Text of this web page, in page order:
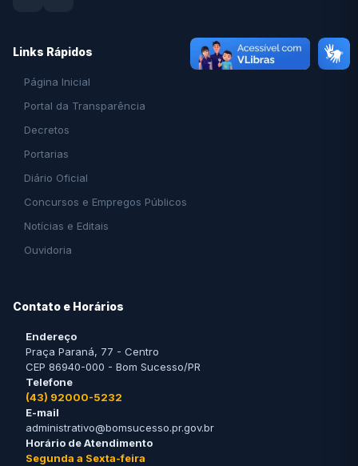
Links Rápidos
Página Inicial
Portal da Transparência
Decretos
Portarias
Diário Oficial
Concursos e Empregos Públicos
Notícias e Editais
Ouvidoria
Contato e Horários
Endereço
Praça Paraná, 77 - Centro
CEP 86940-000 - Bom Sucesso/PR
Telefone
(43) 92000-5232
E-mail
administrativo@bomsucesso.pr.gov.br
Horário de Atendimento
Segunda a Sexta-feira